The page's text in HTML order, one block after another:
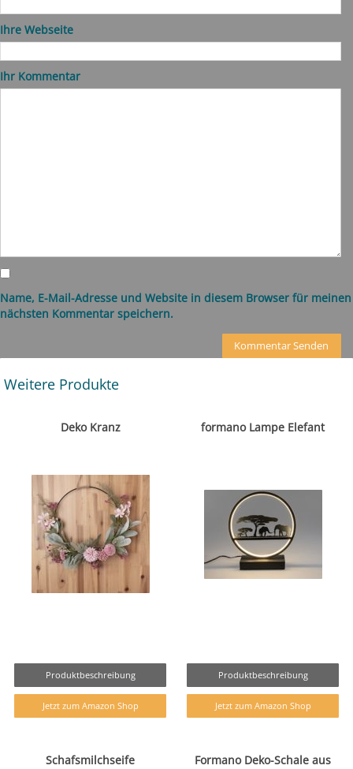
Ihre Webseite
Ihr Kommentar
Name, E-Mail-Adresse und Website in diesem Browser für meinen
nächsten Kommentar speichern.
Weitere Produkte
Deko Kranz
Produktbeschreibung
Jetzt zum Amazon Shop
formano Lampe Elefant
Produktbeschreibung
Jetzt zum Amazon Shop
Schafsmilchseife Formano Deko-Schale aus